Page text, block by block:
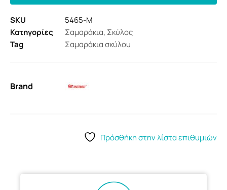
SKU
5465-M
Κατηγορίες
Σαμαράκια, Σκύλος
Tag
Σαμαράκια σκύλου
Brand
Πρόσθήκη στην λίστα επιθυμιών